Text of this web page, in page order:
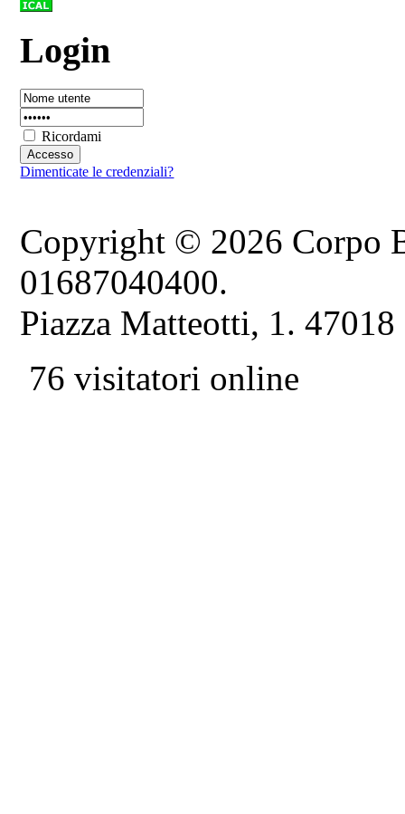
Login
Ricordami
Dimenticate le credenziali?
Copyright © 2026 Corpo
01687040400.
Piazza Matteotti, 1.
76 visitatori online